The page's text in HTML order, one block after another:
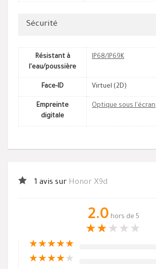
Sécurité
Résistant à
l'eau/poussière
IP68/IP69K
Face-ID Virtuel (2D)
Empreinte
digitale
Optique sous l'écran
1 avis sur Honor X9d
2.0 hors de 5
★★ ★ ★ ★
★★★★★
★★★★★